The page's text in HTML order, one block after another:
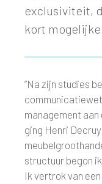
exclusiviteit,
kort
”Na zijn studies
management aan
ging Henri
structuur begon
Ik vertrok van